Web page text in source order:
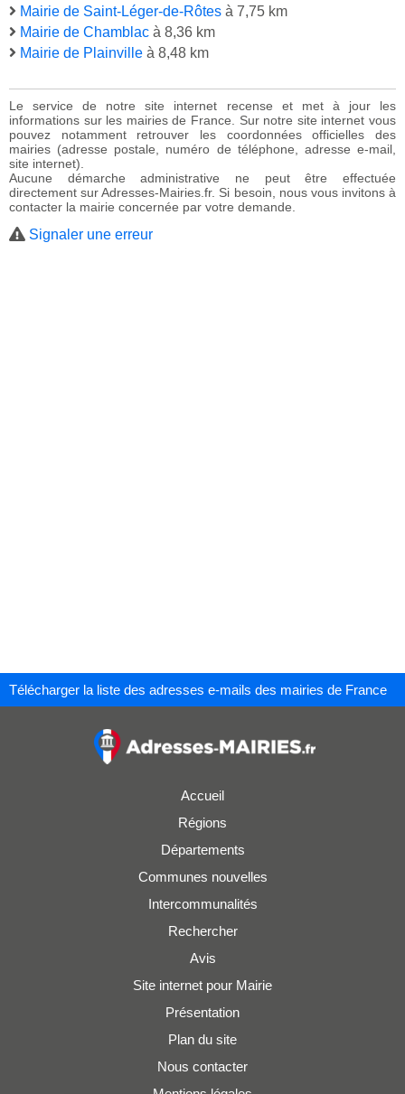
Mairie de Saint-Léger-de-Rôtes à 7,75 km
Mairie de Chamblac à 8,36 km
Mairie de Plainville à 8,48 km
Le service de notre site internet recense et met à jour les
informations sur les mairies de France. Sur notre site internet vous
pouvez notamment retrouver les coordonnées officielles des
mairies (adresse postale, numéro de téléphone, adresse e-mail,
site internet).
Aucune démarche administrative ne peut être effectuée
directement sur Adresses-Mairies.fr. Si besoin, nous vous invitons à
contacter la mairie concernée par votre demande.
Signaler une erreur
Télécharger la liste des adresses e-mails des mairies de France
Accueil
Régions
Départements
Communes nouvelles
Intercommunalités
Rechercher
Avis
Site internet pour Mairie
Présentation
Plan du site
Nous contacter